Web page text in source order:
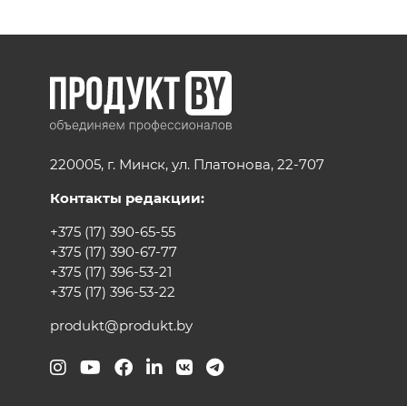
220005, г. Минск, ул. Платонова, 22-707
Контакты редакции:
+375 (17) 390-65-55
+375 (17) 390-67-77
+375 (17) 396-53-21
+375 (17) 396-53-22
produkt@produkt.by